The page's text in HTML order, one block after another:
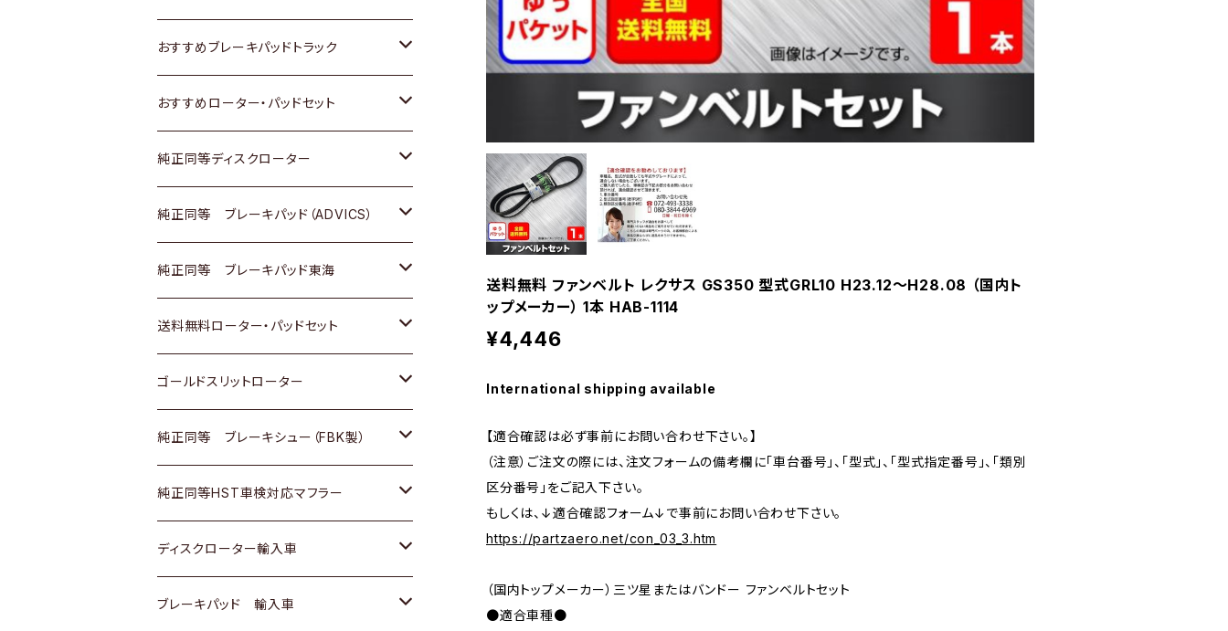
送料無料 ファンベルト レクサス GS350 型式GRL10 H23.12～H28.08 （国内ト
ップメーカー） 1本 HAB-1114
¥4,446
International shipping available
【適合確認は必ず事前にお問い合わせ下さい。】
（注意）ご注文の際には、注文フォームの備考欄に「車台番号」、「型式」、「型式指定番号」、「類別
区分番号」をご記入下さい。
もしくは、↓適合確認フォーム↓で事前にお問い合わせ下さい。
https://partzaero.net/con_03_3.htm
（国内トップメーカー）三ツ星またはバンドー ファンベルトセット
●適合車種●
いすゞ
ダイハツ
マツダ
三菱
スバル
日野
三菱ふそう
ＢＭＷ
日産
いすゞ
ダイハツ
マツダ
三菱
日野
三菱ふそう
日産
いすゞ
ダイハツ
三菱
日野
三菱ふそう
その他
ホンダ
スズキ
日産
ダイハツ
マツダ
三菱
スバル
トヨタ
ホンダ
スズキ
日産
いすゞ
ダイハツ
マツダ
三菱
スバル
おすすめブレーキパッドトラック
トヨタ
日産
いすゞ
ダイハツ
マツダ
三菱
おすすめローター・パッドセット
トヨタ
ホンダ
スズキ
日産
ダイハツ
マツダ
三菱
スバル
純正同等ディスクローター
トヨタ
ホンダ
スズキ
日産
いすゞ
ダイハツ
マツダ
三菱
純正同等 ブレーキパッド（ADVICS）
トヨタ
ホンダ
スズキ
日産
ダイハツ
マツダ
三菱
純正同等 ブレーキパッド東海
トヨタ
ホンダ
日産
いすゞ
ダイハツ
マツダ
送料無料ローター・パッドセット
トヨタ
ホンダ
スズキ
日産
ダイハツ
ゴールドスリットローター
トヨタ
ホンダ
スズキ
日産
純正同等 ブレーキシュー（FBK製）
ホンダ
スズキ
日産
純正同等HST車検対応マフラー
トヨタ
ホンダ
ディスクローター輸入車
ＡＵＤＩ
ブレーキパッド 輸入車